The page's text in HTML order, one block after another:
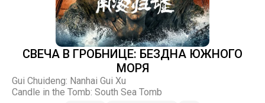
СВЕЧА В ГРОБНИЦЕ: БЕЗДНА ЮЖНОГО
МОРЯ
Gui Chuideng: Nanhai Gui Xu
Candle in the Tomb: South Sea Tomb